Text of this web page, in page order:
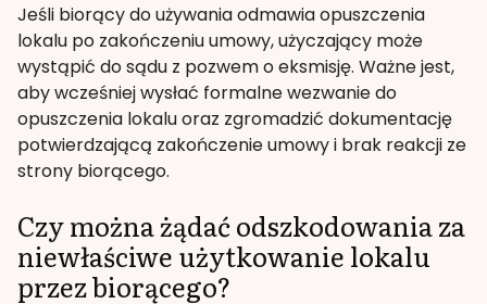
Jeśli biorący do używania odmawia opuszczenia
lokalu po zakończeniu umowy, użyczający może
wystąpić do sądu z pozwem o eksmisję. Ważne jest,
aby wcześniej wysłać formalne wezwanie do
opuszczenia lokalu oraz zgromadzić dokumentację
potwierdzającą zakończenie umowy i brak reakcji ze
strony biorącego.
Czy można żądać odszkodowania za
niewłaściwe użytkowanie lokalu
przez biorącego?